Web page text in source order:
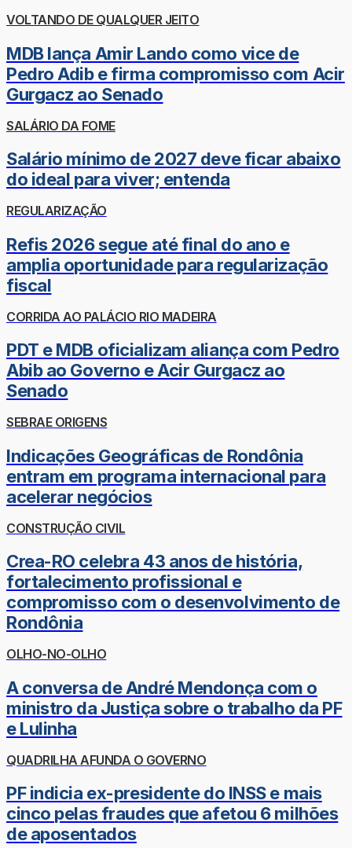
VOLTANDO DE QUALQUER JEITO
MDB lança Amir Lando como vice de
Pedro Adib e firma compromisso com Acir
Gurgacz ao Senado
SALÁRIO DA FOME
Salário mínimo de 2027 deve ficar abaixo
do ideal para viver; entenda
REGULARIZAÇÃO
Refis 2026 segue até final do ano e
amplia oportunidade para regularização
fiscal
CORRIDA AO PALÁCIO RIO MADEIRA
PDT e MDB oficializam aliança com Pedro
Abib ao Governo e Acir Gurgacz ao
Senado
SEBRAE ORIGENS
Indicações Geográficas de Rondônia
entram em programa internacional para
acelerar negócios
CONSTRUÇÃO CIVIL
Crea-RO celebra 43 anos de história,
fortalecimento profissional e
compromisso com o desenvolvimento de
Rondônia
OLHO-NO-OLHO
A conversa de André Mendonça com o
ministro da Justiça sobre o trabalho da PF
e Lulinha
QUADRILHA AFUNDA O GOVERNO
PF indicia ex-presidente do INSS e mais
cinco pelas fraudes que afetou 6 milhões
de aposentados